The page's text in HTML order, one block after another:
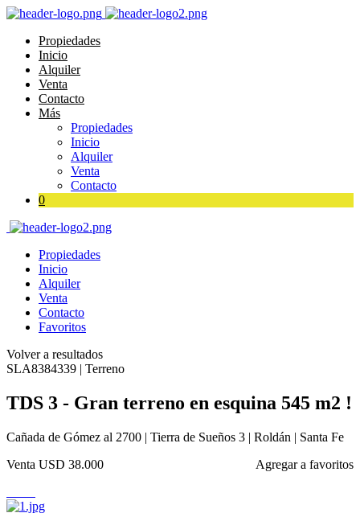
Propiedades
Inicio
Alquiler
Venta
Contacto
Más
Propiedades
Inicio
Alquiler
Venta
Contacto
0
Propiedades
Inicio
Alquiler
Venta
Contacto
Favoritos
Volver a resultados
SLA8384339 | Terreno
TDS 3 - Gran terreno en esquina 545 m2 !
Cañada de Gómez al 2700 | Tierra de Sueños 3 | Roldán | Santa Fe
Agregar a favoritos
Venta USD 38.000